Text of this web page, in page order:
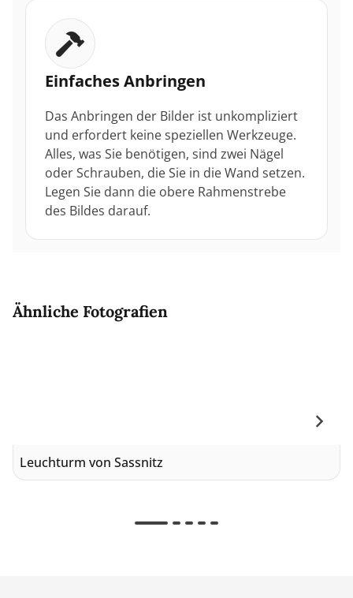
Einfaches Anbringen
Das Anbringen der Bilder ist unkompliziert
und erfordert keine speziellen Werkzeuge.
Alles, was Sie benötigen, sind zwei Nägel
oder Schrauben, die Sie in die Wand setzen.
Legen Sie dann die obere Rahmenstrebe
des Bildes darauf.
Ähnliche Fotografien
Leuchturm von Sassnitz